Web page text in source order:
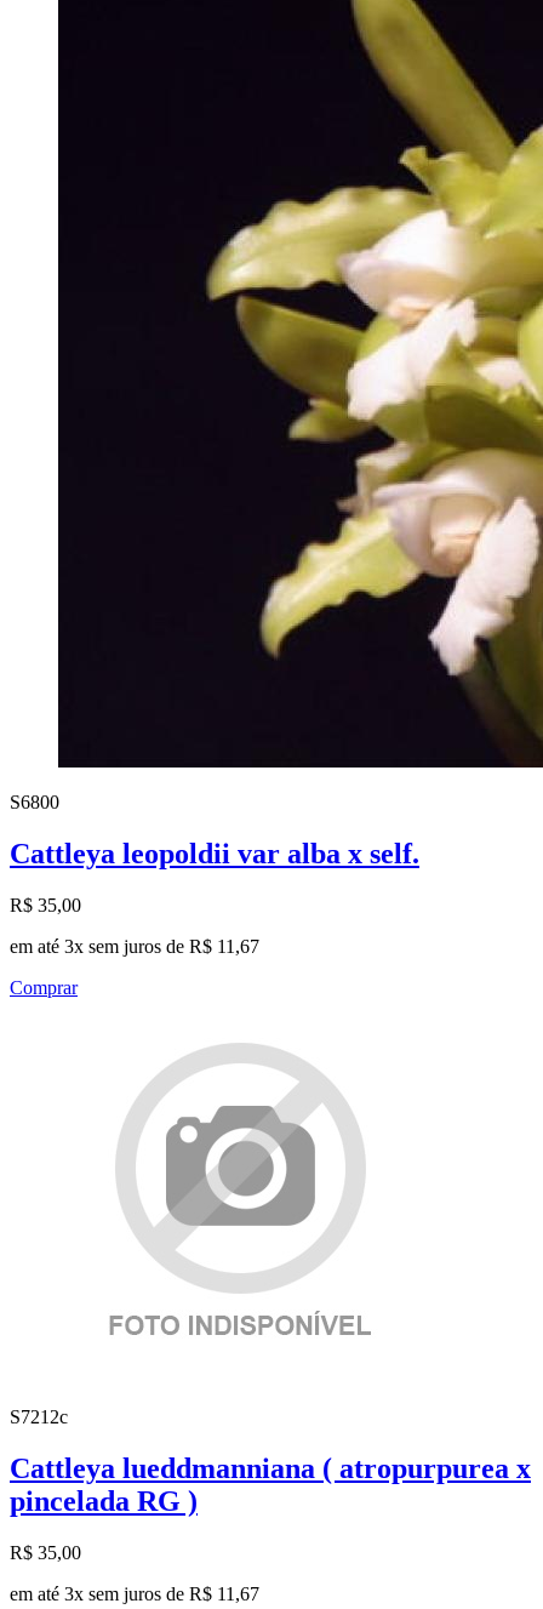
S6800
Cattleya leopoldii var alba x self.
R$ 35,00
em até 3x sem juros de R$ 11,67
Comprar
S7212c
Cattleya lueddmanniana ( atropurpurea x
pincelada RG )
R$ 35,00
em até 3x sem juros de R$ 11,67